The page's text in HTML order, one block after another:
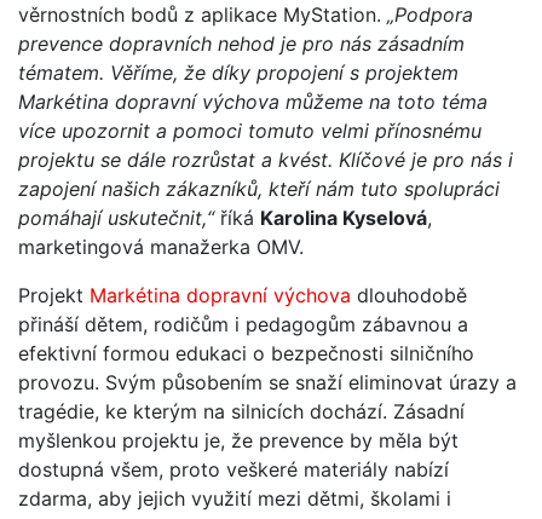
věrnostních bodů z aplikace MyStation. „Podpora
prevence dopravních nehod je pro nás zásadním
tématem. Věříme, že díky propojení s projektem
Markétina dopravní výchova můžeme na toto téma
více upozornit a pomoci tomuto velmi přínosnému
projektu se dále rozrůstat a kvést. Klíčové je pro nás i
zapojení našich zákazníků, kteří nám tuto spolupráci
pomáhají uskutečnit,“říká Karolina Kyselová,
marketingová manažerka OMV.
Projekt Markétina dopravní výchova dlouhodobě
přináší dětem, rodičům i pedagogům zábavnou a
efektivní formou edukaci o bezpečnosti silničního
provozu. Svým působením se snaží eliminovat úrazy a
tragédie, ke kterým na silnicích dochází. Zásadní
myšlenkou projektu je, že prevence by měla být
dostupná všem, proto veškeré materiály nabízí
zdarma, aby jejich využití mezi dětmi, školami i